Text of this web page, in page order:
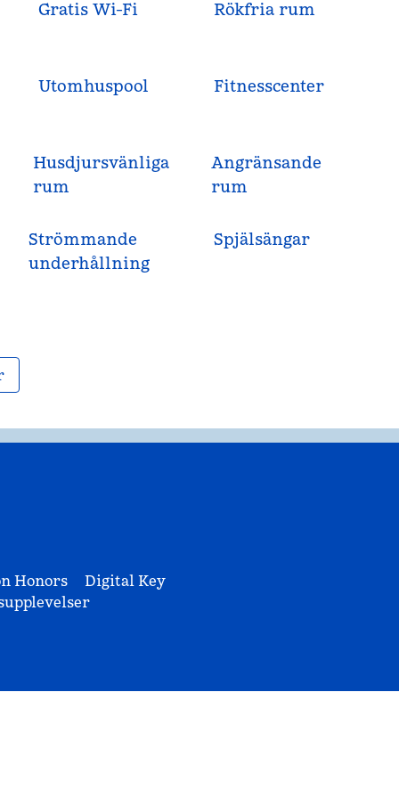
Gratis Wi-Fi Rökfria rum
Utomhuspool Fitnesscenter
Husdjursvänliga
rum
Angränsande
rum
Strömmande
underhållning
Spjälsängar
Honors
Digital Key